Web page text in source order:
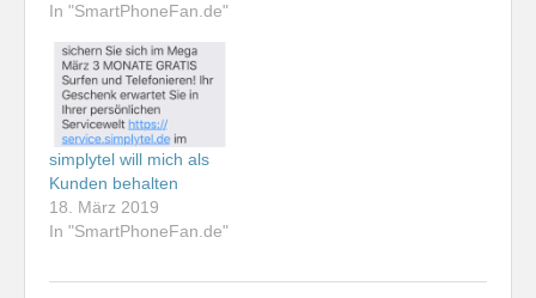
In "SmartPhoneFan.de"
simplytel will mich als
Kunden behalten
18. März 2019
In "SmartPhoneFan.de"